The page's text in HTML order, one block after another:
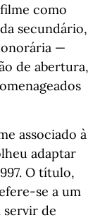
como
secundário,
—
de abertura,
associado à
adaptar
O título,
se a um
servir de